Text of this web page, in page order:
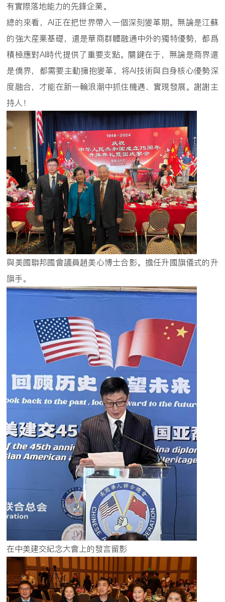
有實際落地能力的先鋒企業。
總的來看，AI正在把世界帶入一個深刻變革期。無論是江蘇
的強大産業基礎，還是華商群體融通中外的獨特優勢，都爲
積極應對AI時代提供了重要支點。關鍵在于，無論是商界還
是僑界，都需要主動擁抱變革，将AI技術與自身核心優勢深
度融合，才能在新一輪浪潮中抓住機遇、實現發展。謝謝主
持人！
與美國聯邦國會議員趙美心博士合影。擔任升國旗儀式的升
旗手。
在中美建交紀念大會上的發言留影